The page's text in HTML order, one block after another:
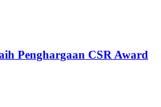
Penghargaan CSR Award